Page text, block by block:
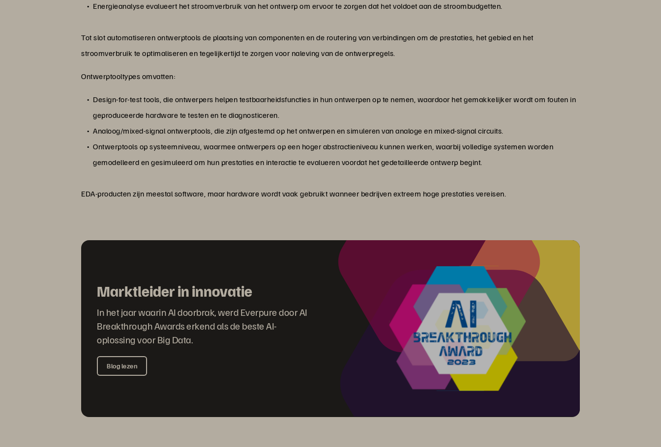
Energieanalyse evalueert het stroomverbruik van het ontwerp om ervoor te zorgen dat het voldoet aan de stroombudgetten.
Tot slot automatiseren ontwerptools de plaatsing van componenten en de routering van verbindingen om de prestaties, het gebied en het
stroomverbruik te optimaliseren en tegelijkertijd te zorgen voor naleving van de ontwerpregels.
Ontwerptooltypes omvatten:
Design-for-test tools, die ontwerpers helpen testbaarheidsfuncties in hun ontwerpen op te nemen, waardoor het gemakkelijker wordt om fouten in
geproduceerde hardware te testen en te diagnosticeren.
Analoog/mixed-signal ontwerptools, die zijn afgestemd op het ontwerpen en simuleren van analoge en mixed-signal circuits.
Ontwerptools op systeemniveau, waarmee ontwerpers op een hoger abstractieniveau kunnen werken, waarbij volledige systemen worden
gemodelleerd en gesimuleerd om hun prestaties en interactie te evalueren voordat het gedetailleerde ontwerp begint.
EDA-producten zijn meestal software, maar hardware wordt vaak gebruikt wanneer bedrijven extreem hoge prestaties vereisen.
Marktleider in innovatie
In het jaar waarin AI doorbrak, werd Everpure door AI
Breakthrough Awards erkend als de beste AI-
oplossing voor Big Data.
Blog lezen